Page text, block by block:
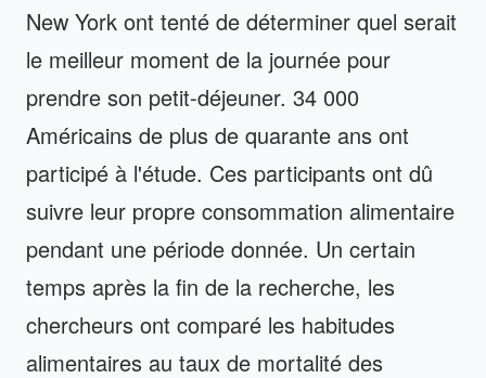
New York ont tenté de déterminer quel serait
le meilleur moment de la journée pour
prendre son petit-déjeuner. 34 000
Américains de plus de quarante ans ont
participé à l'étude. Ces participants ont dû
suivre leur propre consommation alimentaire
pendant une période donnée. Un certain
temps après la fin de la recherche, les
chercheurs ont comparé les habitudes
alimentaires au taux de mortalité des